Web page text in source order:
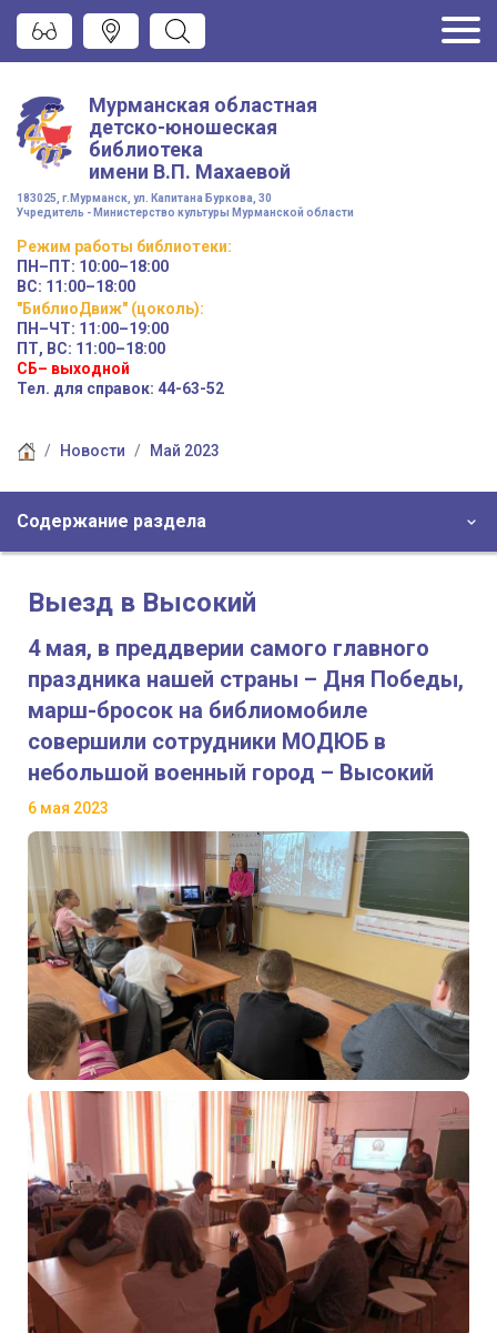
Мурманская областная
детско-юношеская
библиотека
имени В.П. Махаевой
183025, г.Мурманск, ул. Капитана Буркова, 30
Учредитель - Министерство культуры Мурманской области
Режим работы библиотеки:
ПН–ПТ: 10:00–18:00
ВС: 11:00–18:00
"БиблиоДвиж" (цоколь):
ПН–ЧТ: 11:00–19:00
ПТ, ВС: 11:00–18:00
СБ– выходной
Тел. для справок: 44-63-52
Новости Май 2023
Содержание раздела
Выезд в Высокий
4 мая, в преддверии самого главного
праздника нашей страны – Дня Победы,
марш-бросок на библиомобиле
совершили сотрудники МОДЮБ в
небольшой военный город – Высокий
6 мая 2023